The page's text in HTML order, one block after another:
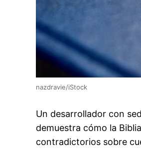
nazdravie/iStock
Un desarrollador con
demuestra cómo la
contradictorios sobre